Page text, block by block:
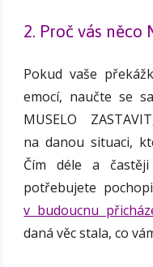
2. Proč vás něco
Pokud vaše
emocí, naučte se
MUSELO
na danou situaci,
Čím déle a
potřebujete
v budoucnu
daná věc stala, co